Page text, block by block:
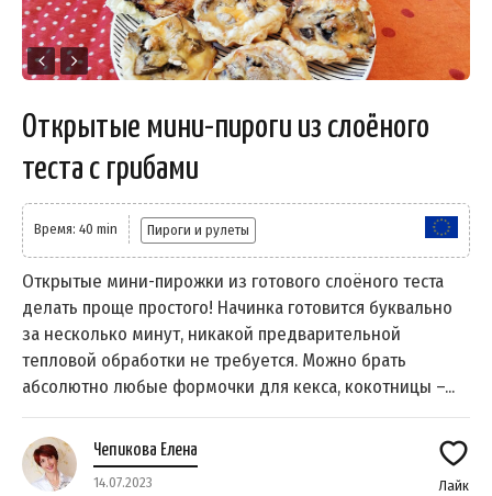
Открытые мини-пироги из слоёного
теста с грибами
Время: 40 min Пироги и рулеты
Открытые мини-пирожки из готового слоёного теста
делать проще простого! Начинка готовится буквально
за несколько минут, никакой предварительной
тепловой обработки не требуется. Можно брать
абсолютно любые формочки для кекса, кокотницы –...
Чепикова Елена
14.07.2023 Лайк